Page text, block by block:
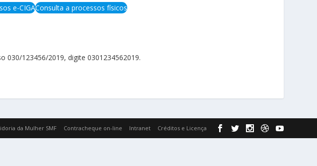
e-CIGAConsulta a processos físicos
030/123456/2019, digite 0301234562019.
da Mulher SMF Contracheque on-line Intranet Créditos e Licença